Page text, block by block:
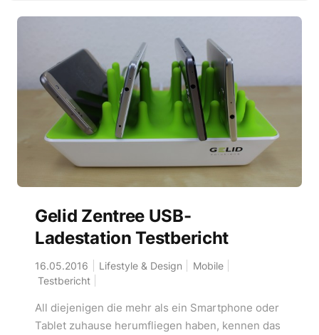
Gelid Zentree USB-
Ladestation Testbericht
16.05.2016 Lifestyle & Design
Mobile
Testbericht
All diejenigen die mehr als ein Smartphone oder
Tablet zuhause herumfliegen haben, kennen das